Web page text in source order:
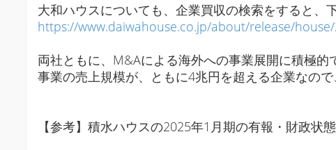
大和ハウスについても、企業買収の検索をすると、
https://www.daiwahouse.co.jp/about/release/
両社ともに、M&Aによる海外への事業展開に積極的
事業の売上規模が、ともに4兆円を超える企業なの
【参考】積水ハウスの2025年1月期の有報・財政状